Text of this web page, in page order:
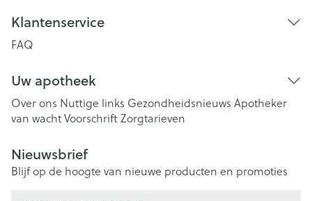
Klantenservice
FAQ
Uw apotheek
Over ons Nuttige links Gezondheidsnieuws Apotheker
van wachtVoorschriftZorgtarieven
Nieuwsbrief
Blijf op de hoogte van nieuwe producten en promoties